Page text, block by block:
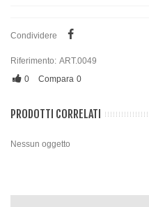
Condividere
Riferimento: ART.0049
0
Compara 0
PRODOTTI CORRELATI
Nessun oggetto